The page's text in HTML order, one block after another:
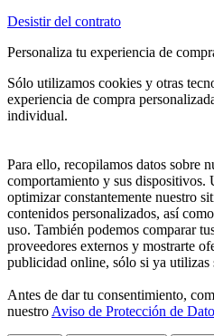
Desistir del contrato
Personaliza tu experiencia de
Sólo utilizamos cookies y otras
experiencia de compra
individual.
Para ello, recopilamos datos sobre
comportamiento y sus dispositivos.
optimizar constantemente nuestro
contenidos personalizados, así
uso. También podemos comparar
proveedores externos y mostrarte
publicidad online, sólo si ya utilizas
Antes de dar tu consentimiento,
nuestro Aviso de Protección de